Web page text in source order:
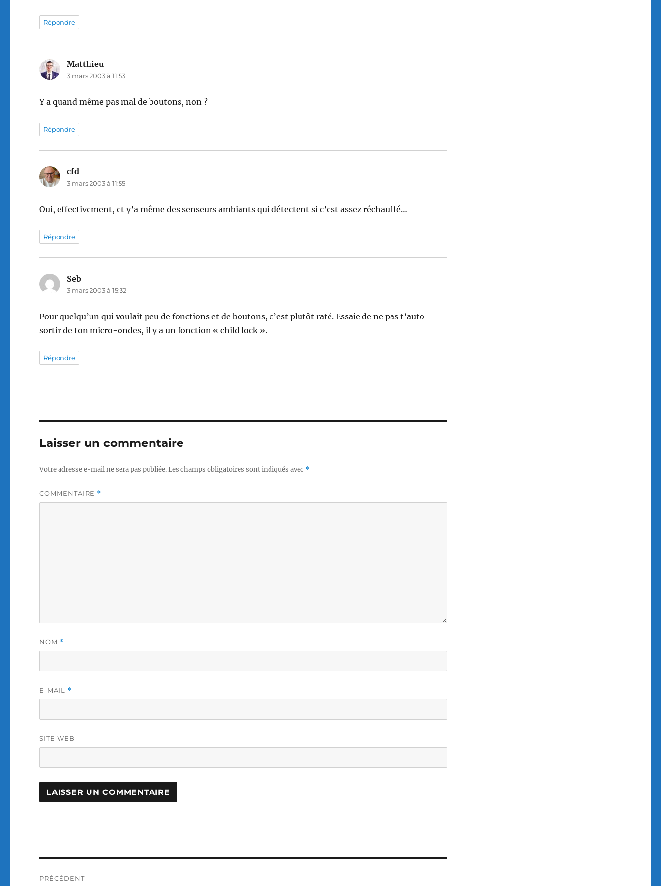
Répondre
Matthieu
3 mars 2003 à 11:53
Y a quand même pas mal de boutons, non ?
Répondre
cfd
3 mars 2003 à 11:55
Oui, effectivement, et y’a même des senseurs ambiants qui détectent si c’est assez réchauffé…
Répondre
Seb
3 mars 2003 à 15:32
Pour quelqu’un qui voulait peu de fonctions et de boutons, c’est plutôt raté. Essaie de ne pas t’auto
sortir de ton micro-ondes, il y a un fonction « child lock ».
Répondre
Laisser un commentaire
Votre adresse e-mail ne sera pas publiée.Les champs obligatoires sont indiqués avec *
COMMENTAIRE *
NOM *
E-MAIL *
SITE WEB
PRÉCÉDENT